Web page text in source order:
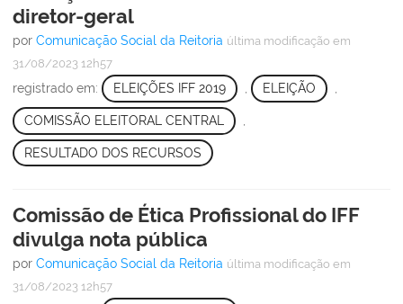
diretor-geral
por Comunicação Social da Reitoria última modificação em
31/08/2023 12h57
registrado em: ELEIÇÕES IFF 2019 , ELEIÇÃO ,
COMISSÃO ELEITORAL CENTRAL
RESULTADO DOS RECURSOS
Comissão de Ética Profissional do IFF
divulga nota pública
por Comunicação Social da Reitoria última modificação em
31/08/2023 12h57